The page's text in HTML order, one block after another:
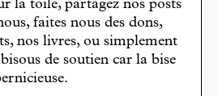
la toile, partagez nos posts
faites nous des dons,
nos livres, ou simplement
de soutien car la bise